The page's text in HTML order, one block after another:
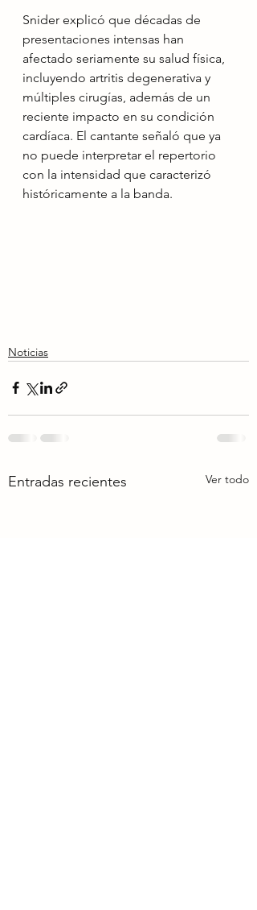
Snider explicó que décadas de
presentaciones intensas han
afectado seriamente su salud física,
incluyendo artritis degenerativa y
múltiples cirugías, además de un
reciente impacto en su condición
cardíaca. El cantante señaló que ya
no puede interpretar el repertorio
con la intensidad que caracterizó
históricamente a la banda.
Noticias
Entradas recientes Ver todo